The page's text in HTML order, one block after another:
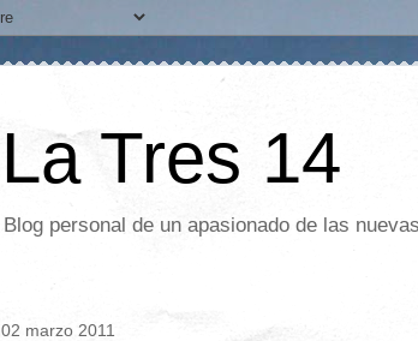
La Tres 14
Blog personal de un apasionado de las
02 marzo 2011